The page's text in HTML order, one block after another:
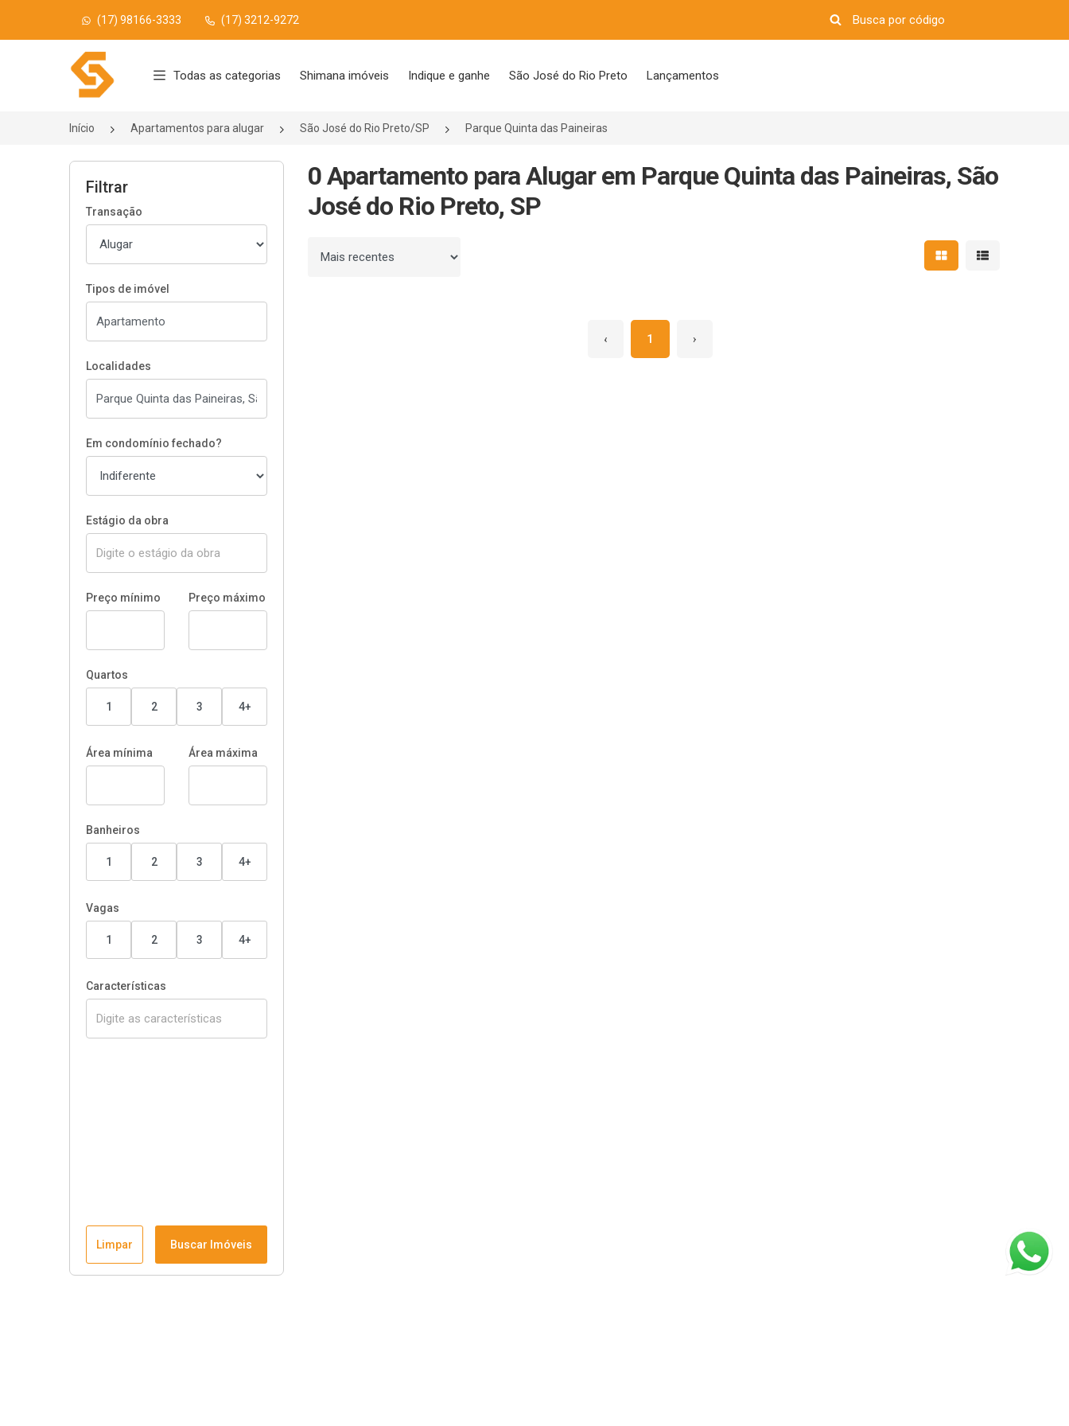
(17) 98166-3333 (17) 3212-9272
Página inicial
Todas as categorias Shimana imóveis Indique e ganhe São José do Rio Preto Lançamentos
Início Apartamentos para alugar São José do Rio Preto/SP Parque Quinta das Paineiras
Filtrar
Transação
Tipos de imóvel
Localidades
Em condomínio fechado?
Estágio da obra
Preço mínimo Preço máximo
Quartos
1 2 3 4+
Área mínima Área máxima
Banheiros
1 2 3 4+
Vagas
1 2 3 4+
Características
Limpar Buscar Imóveis
0 Apartamento para Alugar em Parque Quinta das Paineiras, São
José do Rio Preto, SP
Ordenar por Mostrar resultados em
Mostrar
‹ 1 ›